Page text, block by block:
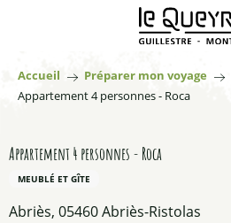
principal
Accueil Préparer mon voyage
Appartement 4 personnes - Roca
Appartement 4 personnes - Roca
MEUBLÉ ET GÎTE
Abriès, 05460 Abriès-Ristolas